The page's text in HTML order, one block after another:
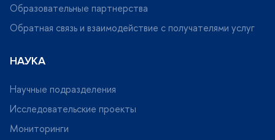
Образовательные партнерства
Обратная связь и взаимодействие с получателями услу
НАУКА
Научные подразделения
Исследовательские проекты
Мониторинги